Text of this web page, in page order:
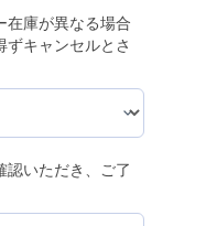
在庫が異なる場合
ずキャンセルとさ
認いただき、ご了